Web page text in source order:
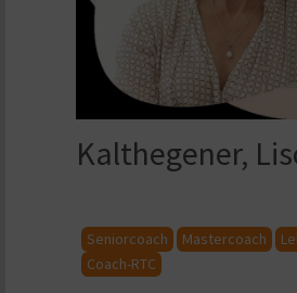
Kalthegener,
Seniorcoach Mastercoach
Coach-RTC